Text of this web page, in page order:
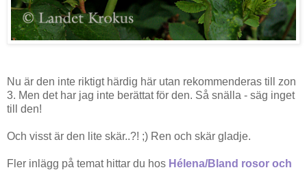
Nu är den inte riktigt härdig här utan rekommenderas till zon
3. Men det har jag inte berättat för den. Så snälla - säg inget
till den!
Och visst är den lite skär..?! ;) Ren och skär gladje.
Fler inlägg på temat hittar du hos Hélena/Bland rosor och